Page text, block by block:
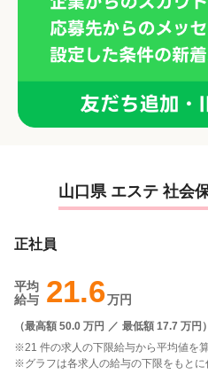
山口県 エステ 社会
正社員
平均
給与 21.6万円
（最高額 50.0 万円 ／ 最低額 17.7 万円 ）
※21 件の求人の下限給与から平均値を算
※グラフは各求人の給与の下限をもとに